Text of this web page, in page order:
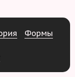
рия Формы